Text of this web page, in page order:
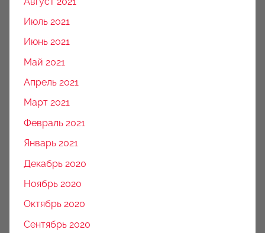
Июль 2021
Июнь 2021
Май 2021
Апрель 2021
Март 2021
Февраль 2021
Январь 2021
Декабрь 2020
Ноябрь 2020
Октябрь 2020
Сентябрь 2020